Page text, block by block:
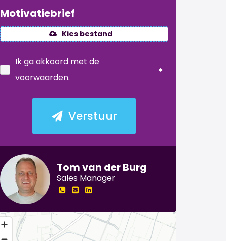
Tom van der Burg
Sales Manager
Motivatiebrief
Kies bestand
Ik ga akkoord met de
voorwaarden.
Verstuur